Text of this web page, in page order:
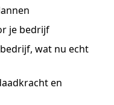
je bedrijf
wat nu echt
en